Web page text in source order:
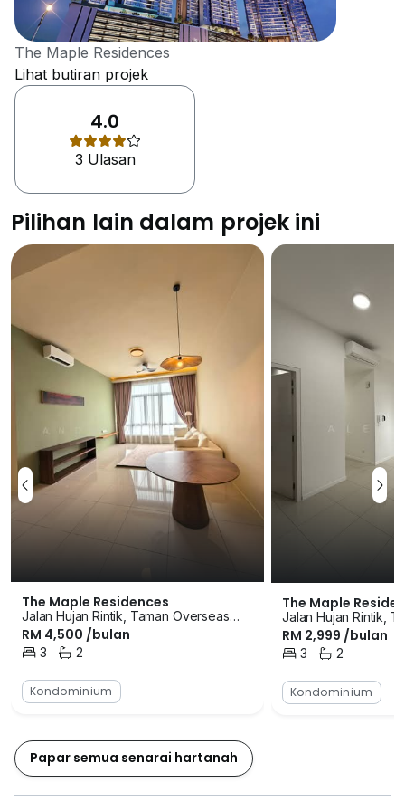
The Maple Residences
Lihat butiran projek
4.0
3 Ulasan
Pilihan lain dalam projek ini
The Maple Residences
Jalan Hujan Rintik, Taman Overseas
Union (Taman Oug), Jalan Klang Lama
(Old Klang Road), Kuala Lumpur
RM 4,500 /bulan
3
Bilik Tidur2
Bilik Mandi
Kondominium
The Maple
Jalan Hujan Rintik,
Union (Taman Oug),
(Old Klang Road),
RM 2,999 /bulan
3
Bilik Tidur2
Bilik Mandi
Kondominium
Papar semua senarai hartanah